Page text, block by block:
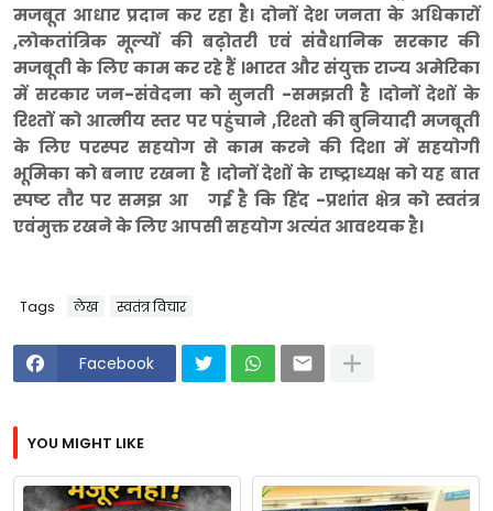
मजबूत आधार प्रदान कर रहा है। दोनों देश जनता के अधिकारों
,लोकतांत्रिक मूल्यों की बढ़ोतरी एवं संवैधानिक सरकार की
मजबूती के लिए काम कर रहे हैं ।भारत और संयुक्त राज्य अमेरिका
में सरकार जन-संवेदना को सुनती -समझती है ।दोनों देशों के
रिश्तों को आत्मीय स्तर पर पहुंचाने ,रिश्तो की बुनियादी मजबूती
के लिए परस्पर सहयोग से काम करने की दिशा में सहयोगी
भूमिका को बनाए रखना है ।दोनों देशों के राष्ट्राध्यक्ष को यह बात
स्पष्ट तौर पर समझ आ गई है कि हिंद -प्रशांत क्षेत्र को स्वतंत्र
एवंमुक्त रखने के लिए आपसी सहयोग अत्यंत आवश्यक है।
Tags लेख स्वतंत्र विचार
Facebook
YOU MIGHT LIKE